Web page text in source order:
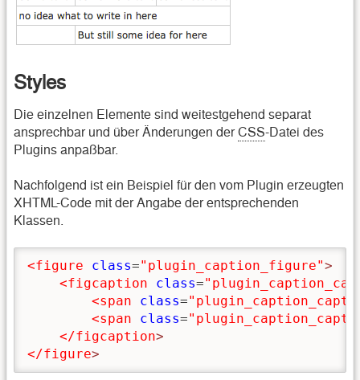
Styles
Die einzelnen Elemente sind weitestgehend separat
ansprechbar und über Änderungen derCSS-Datei des
Plugins anpaßbar.
Nachfolgend ist ein Beispiel für den vom Plugin erzeugten
XHTML-Code mit der Angabe der entsprechenden
Klassen.
<figure class="plugin_caption_figure">
<figcaption
class=
<span
class=
<span
class=
</figcaption>
</figure>